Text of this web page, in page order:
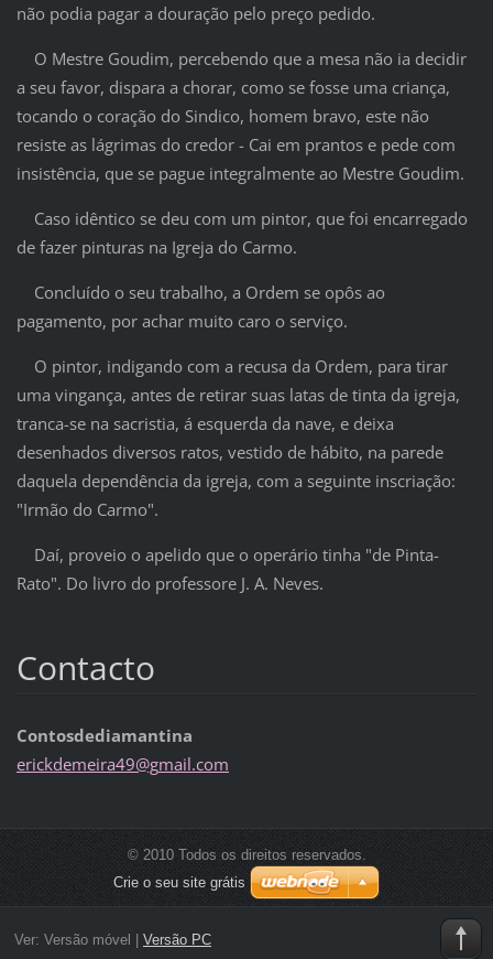
não podia pagar a douração pelo preço pedido.
O Mestre Goudim, percebendo que a mesa não ia decidir
a seu favor, dispara a chorar, como se fosse uma criança,
tocando o coração do Sindico, homem bravo, este não
resiste as lágrimas do credor - Cai em prantos e pede com
insistência, que se pague integralmente ao Mestre Goudim.
Caso idêntico se deu com um pintor, que foi encarregado
de fazer pinturas na Igreja do Carmo.
Concluído o seu trabalho, a Ordem se opôs ao
pagamento, por achar muito caro o serviço.
O pintor, indigando com a recusa da Ordem, para tirar
uma vingança, antes de retirar suas latas de tinta da igreja,
tranca-se na sacristia, á esquerda da nave, e deixa
desenhados diversos ratos, vestido de hábito, na parede
daquela dependência da igreja, com a seguinte inscriação:
"Irmão do Carmo".
Daí, proveio o apelido que o operário tinha "de Pinta-
Rato". Do livro do professore J. A. Neves.
Contacto
Contosdediamantina
erickdemeira49@gmail.com
© 2010 Todos os direitos reservados.
Crie o seu site grátis
Ver: Versão móvel Versão PC